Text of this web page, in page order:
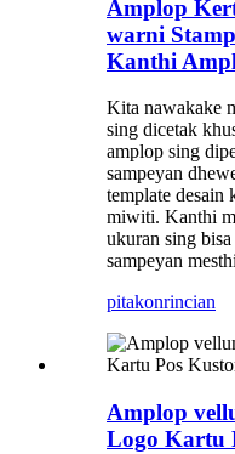
Amplop
warni
Kanthi
Kita nawakake
sing dicetak
amplop sing
sampeyan
template desain
miwiti. Kanthi
ukuran sing
sampeyan
pitakonrincian
Amplop
Logo Kartu